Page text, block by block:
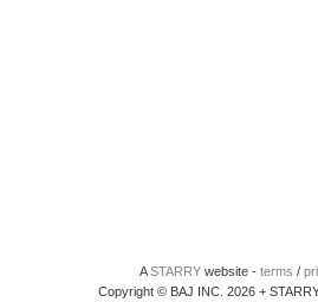
ASTARRY website - terms /
Copyright © BAJ INC. 2026 +